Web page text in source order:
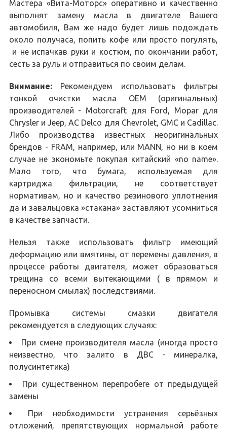
Мастера «Вита-Моторс» оперативно и качественно
выполнят замену масла в двигателе Вашего
автомобиля, Вам же надо будет лишь подождать
около получаса, попить кофе или просто погулять,
и не испачкав руки и костюм, по окончании работ,
сесть за руль и отправиться по своим делам.
Внимание:Рекомендуем использовать фильтры
тонкой очистки масла OEM (оригинальных)
производителей - Motorcraft для Ford, Mopar для
Chrysler и Jeep, AC Delco для Chevrolet, GMC и Cadillac.
Либо производства известных неоригинальных
брендов - FRAM, например, или MANN, но ни в коем
случае не экономьте покупая китайский «no name».
Мало того, что бумага, используемая для
картриджа фильтрации, не соответствует
нормативам, но и качество резинового уплотнения
да и завальцовка »стакана» заставляют усомниться
в качестве запчасти.
Нельзя также использовать фильтр имеющий
деформацию или вмятины, от перемены давления, в
процессе работы двигателя, может образоваться
трещина со всеми вытекающими ( в прямом и
переносном смылах) последствиями.
Промывка системы смазки двигателя
рекомендуется в следующих случаях:
При смене производителя масла (иногда просто
неизвестно, что залито в ДВС - минералка,
полусинтетика)
При существенном перепробеге от предыдущей
замены
При необходимости устранения серьёзных
отложений, препятствующих нормальной работе